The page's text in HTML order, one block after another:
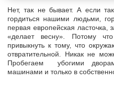
Нет, так не бывает. А если
гордиться нашими людьми,
первая европейская
«делает весну». Потому
привыкнуть к тому, что
отвратительной. Никак не
Пробегаем убогими
машинами и только в